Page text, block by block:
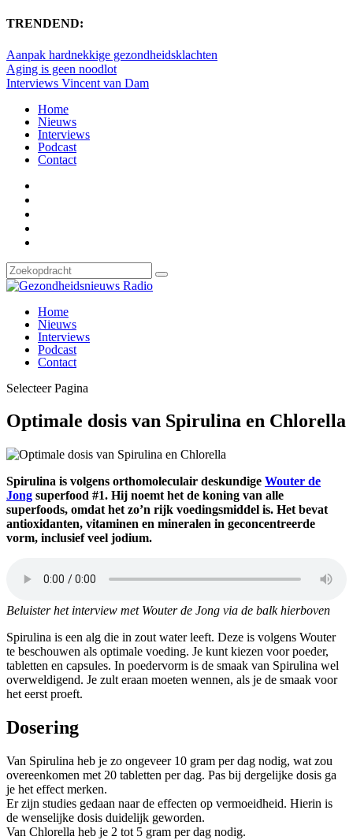
TRENDEND:
Aanpak hardnekkige gezondheidsklachten
Aging is geen noodlot
Interviews Vincent van Dam
Home
Nieuws
Interviews
Podcast
Contact
Home
Nieuws
Interviews
Podcast
Contact
Selecteer Pagina
Optimale dosis van Spirulina en Chlorella
Spirulina is volgens orthomoleculair deskundige Wouter de
Jong superfood #1. Hij noemt het de koning van alle
superfoods, omdat het zo’n rijk voedingsmiddel is. Het bevat
antioxidanten, vitaminen en mineralen in geconcentreerde
vorm, inclusief veel jodium.
Beluister het interview met Wouter de Jong via de balk hierboven
Spirulina is een alg die in zout water leeft. Deze is volgens Wouter
te beschouwen als optimale voeding. Je kunt kiezen voor poeder,
tabletten en capsules. In poedervorm is de smaak van Spirulina wel
overweldigend. Je zult eraan moeten wennen, als je de smaak voor
het eerst proeft.
Dosering
Van Spirulina heb je zo ongeveer 10 gram per dag nodig, wat zou
overeenkomen met 20 tabletten per dag. Pas bij dergelijke dosis ga
je het effect merken.
Er zijn studies gedaan naar de effecten op vermoeidheid. Hierin is
de wenselijke dosis duidelijk geworden.
Van Chlorella heb je 2 tot 5 gram per dag nodig.